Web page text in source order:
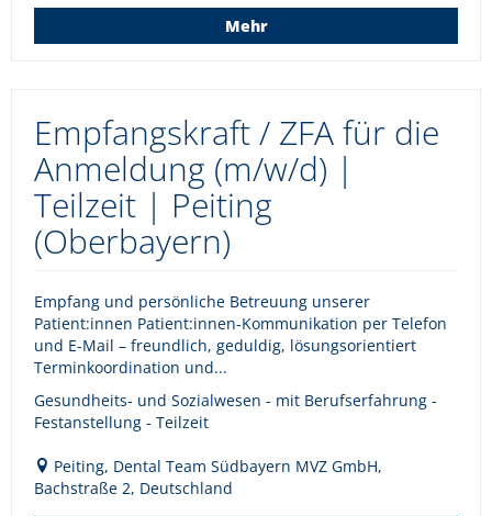
Mehr
Empfangskraft / ZFA für die
Anmeldung (m/w/d) |
Teilzeit | Peiting
(Oberbayern)
Empfang und persönliche Betreuung unserer
Patient:innen Patient:innen-Kommunikation per Telefon
und E-Mail – freundlich, geduldig, lösungsorientiert
Terminkoordination und...
Gesundheits- und Sozialwesen - mit Berufserfahrung -
Festanstellung - Teilzeit
Peiting, Dental Team Südbayern MVZ GmbH,
Bachstraße 2, Deutschland